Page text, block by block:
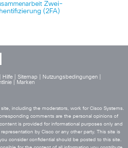
Zwei-
(2FA)
Hilfe Sitemap Nutzungsbedingungen
Marken
including the moderators, work for Cisco Systems.
comments are the personal opinions of
is provided for informational purposes only and
by Cisco or any other party. This site is
consider confidential should be posted to this site.